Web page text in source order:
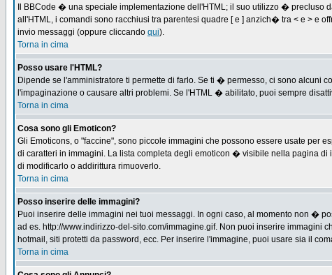
Il BBCode � una speciale implementazione dell'HTML; il suo utilizzo �
all'HTML, i comandi sono racchiusi tra parentesi quadre [ e ] anzich� tra < e > e
invio messaggi (oppure cliccando qui).
Torna in cima
Posso usare l'HTML?
Dipende se l'amministratore ti permette di farlo. Se ti � permesso, ci sono alcuni
l'impaginazione o causare altri problemi. Se l'HTML � abilitato, puoi sempre
Torna in cima
Cosa sono gli Emoticon?
Gli Emoticons, o "faccine", sono piccole immagini che possono essere usate per
di caratteri in immagini. La lista completa degli emoticon � visibile nella pagina
di modificarlo o addirittura rimuoverlo.
Torna in cima
Posso inserire delle immagini?
Puoi inserire delle immagini nei tuoi messaggi. In ogni caso, al momento non �
ad es. http://www.indirizzo-del-sito.com/immagine.gif. Non puoi inserire immagini
hotmail, siti protetti da password, ecc. Per inserire l'immagine, puoi usare sia il
Torna in cima